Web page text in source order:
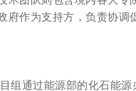
府作为支持方，负责协调
组通过能源部的化石能